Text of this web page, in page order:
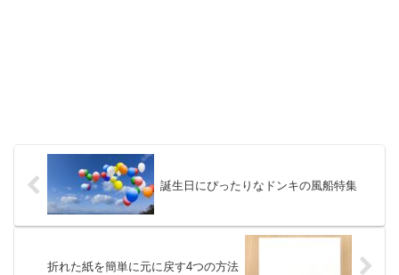
誕生日にぴったりなドンキの風船特集
折れた紙を簡単に元に戻す4つの方法